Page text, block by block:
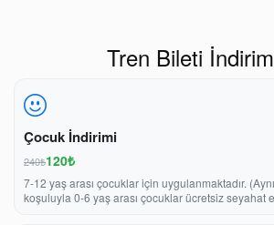
Tren Bileti
Çocuk İndirimi
240₺120₺
7-12 yaş arası çocuklar için uygulanmaktadır.
koşuluyla 0-6 yaş arası çocuklar ücretsiz seyahat